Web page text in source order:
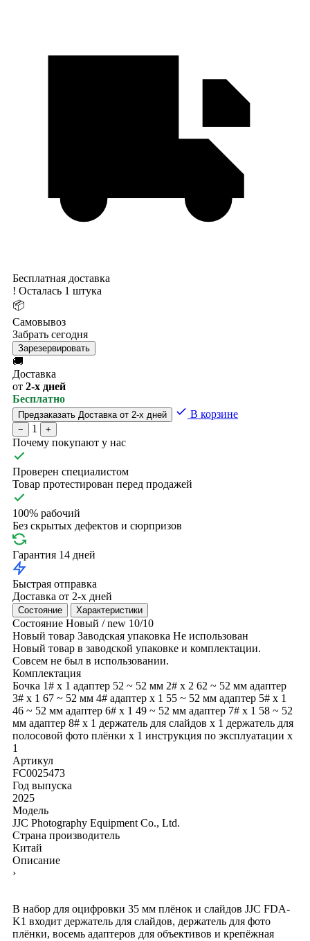
Бесплатная доставка
! Осталась 1 штука
📦
Самовывоз
Забрать сегодня
Зарезервировать
🚚
Доставка
от 2-х дней
Бесплатно
Предзаказать Доставка от 2-х дней В корзине
− 1 +
Почему покупают у нас
Проверен специалистом
Товар протестирован перед продажей
100% рабочий
Без скрытых дефектов и сюрпризов
Гарантия 14 дней
Быстрая отправка
Доставка от 2-х дней
Состояние Характеристики
Состояние Новый / new 10/10
Новый товар Заводская упаковка Не использован
Новый товар в заводской упаковке и комплектации.
Совсем не был в использовании.
Комплектация
Бочка 1# x 1 адаптер 52 ~ 52 мм 2# x 2 62 ~ 52 мм адаптер
3# x 1 67 ~ 52 мм 4# адаптер x 1 55 ~ 52 мм адаптер 5# x 1
46 ~ 52 мм адаптер 6# x 1 49 ~ 52 мм адаптер 7# x 1 58 ~ 52
мм адаптер 8# x 1 держатель для слайдов x 1 держатель для
полосовой фото плёнки x 1 инструкция по эксплуатации x
1
Артикул
FC0025473
Год выпуска
2025
Модель
JJC Photography Equipment Co., Ltd.
Страна производитель
Китай
Описание
›
В набор для оцифровки 35 мм плёнок и слайдов JJC FDA-
K1 входит держатель для слайдов, держатель для фото
плёнки, восемь адаптеров для объективов и крепёжная